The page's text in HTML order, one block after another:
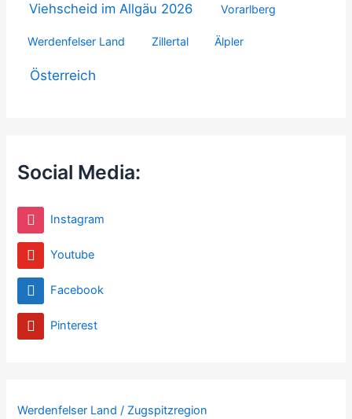
Viehscheid im Allgäu 2026 Vorarlberg
Werdenfelser Land Zillertal Älpler
Österreich
Social Media:
Instagram
Youtube
Facebook
Pinterest
Werdenfelser Land / Zugspitzregion